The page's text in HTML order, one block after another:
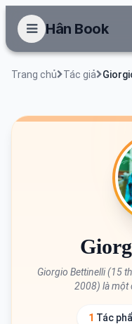
Hân Book
Trang chủ Tác giả
Giorgio Bettinelli (15
2008) là một
1 Tác